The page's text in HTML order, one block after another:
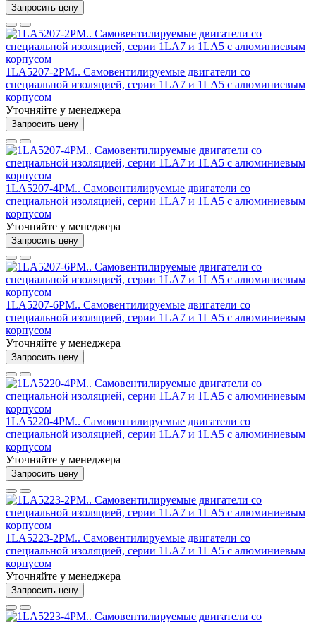
Запросить цену
1LA5207-2PM.. Самовентилируемые двигатели со
специальной изоляцией, серии 1LA7 и 1LA5 с алюминиевым
корпусом
Уточняйте у менеджера
Запросить цену
1LA5207-4PM.. Самовентилируемые двигатели со
специальной изоляцией, серии 1LA7 и 1LA5 с алюминиевым
корпусом
Уточняйте у менеджера
Запросить цену
1LA5207-6PM.. Самовентилируемые двигатели со
специальной изоляцией, серии 1LA7 и 1LA5 с алюминиевым
корпусом
Уточняйте у менеджера
Запросить цену
1LA5220-4PM.. Самовентилируемые двигатели со
специальной изоляцией, серии 1LA7 и 1LA5 с алюминиевым
корпусом
Уточняйте у менеджера
Запросить цену
1LA5223-2PM.. Самовентилируемые двигатели со
специальной изоляцией, серии 1LA7 и 1LA5 с алюминиевым
корпусом
Уточняйте у менеджера
Запросить цену